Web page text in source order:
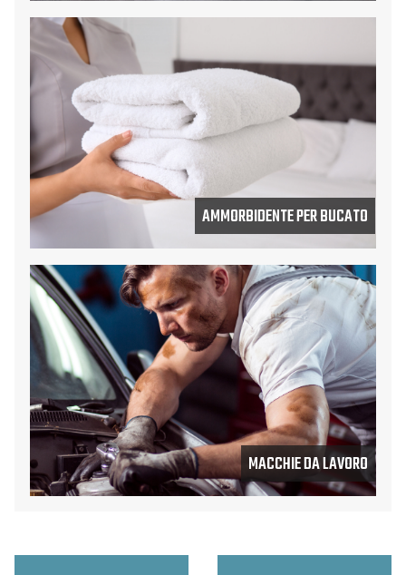
AMMORBIDENTE PER BUCATO
MACCHIE DA LAVORO